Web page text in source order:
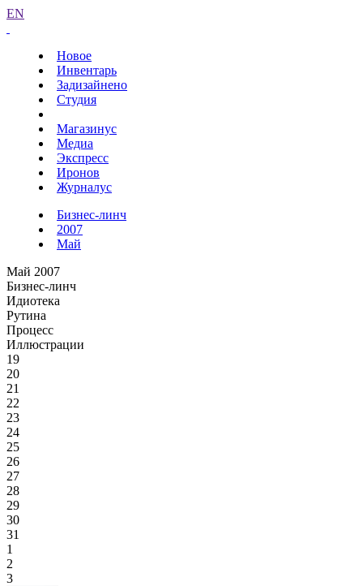
EN
Новое
Инвентарь
Задизайнено
Студия
Магазинус
Медиа
Экспресс
Иронов
Журналус
Бизнес-линч
2007
Май
Май 2007
Бизнес-линч
Идиотека
Рутина
Процесс
Иллюстрации
19
20
21
22
23
24
25
26
27
28
29
30
31
1
2
3